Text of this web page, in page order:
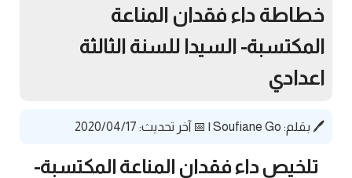
خطاطة داء فقدان المناعة
المكتسبة- السيدا للسنة الثالثة
اعدادي
🖊️ بقلم: Soufiane Go
| 📅 آخر تحديث: 2020/04/17
تلخيص داء فقدان المناعة المكتسبة-